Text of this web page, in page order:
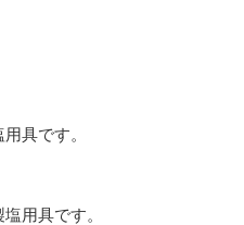
具です。
用具です。